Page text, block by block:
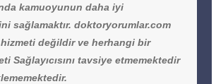
kamuoyunun daha iyi
sağlamaktır. doktoryorumlar.com
değildir ve herhangi bir
Sağlayıcısını tavsiye etmemektedir